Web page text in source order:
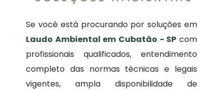
Se você está procurando por soluções em
Laudo Ambiental em Cubatão - SP com
profissionais qualificados, entendimento
completo das normas técnicas e legais
vigentes, ampla disponibilidade de